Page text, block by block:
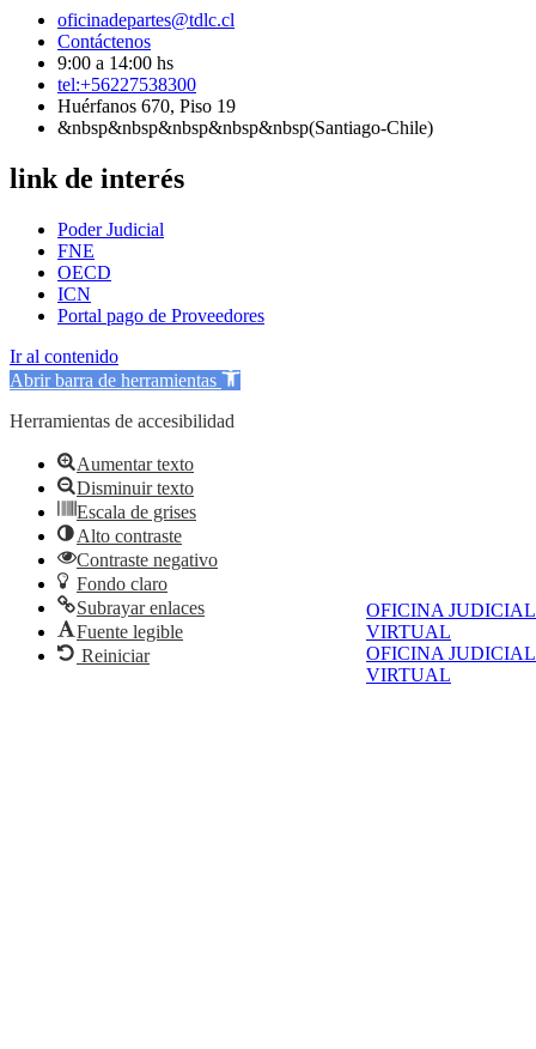
OFICINA JUDICIAL
VIRTUAL
OFICINA JUDICIAL
VIRTUAL
oficinadepartes@tdlc.cl
Contáctenos
9:00 a 14:00 hs
tel:+56227538300
Huérfanos 670, Piso 19
&nbsp&nbsp&nbsp&nbsp&nbsp(Santiago-Chile)
link de interés
Poder Judicial
FNE
OECD
ICN
Portal pago de Proveedores
Ir al contenido
Abrir barra de herramientas
Herramientas de accesibilidad
Aumentar texto
Disminuir texto
Escala de grises
Alto contraste
Contraste negativo
Fondo claro
Subrayar enlaces
Fuente legible
Reiniciar